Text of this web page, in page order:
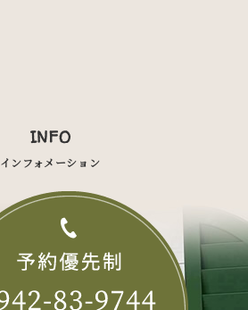
INFO
インフォメーション